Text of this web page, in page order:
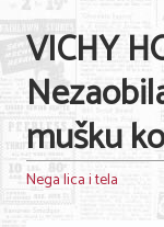
POČETNA
Posao
Usluge
Nega lica i tela
Shopping
VICHY
mušku
Nega lica i tela